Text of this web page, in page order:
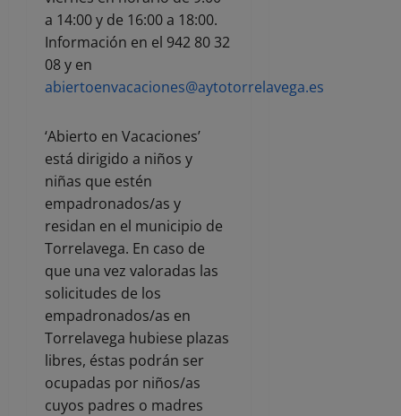
a 14:00 y de 16:00 a 18:00.
Información en el 942 80 32
08 y en
abiertoenvacaciones@aytotorrelavega.es
‘Abierto en Vacaciones’
está dirigido a niños y
niñas que estén
empadronados/as y
residan en el municipio de
Torrelavega. En caso de
que una vez valoradas las
solicitudes de los
empadronados/as en
Torrelavega hubiese plazas
libres, éstas podrán ser
ocupadas por niños/as
cuyos padres o madres